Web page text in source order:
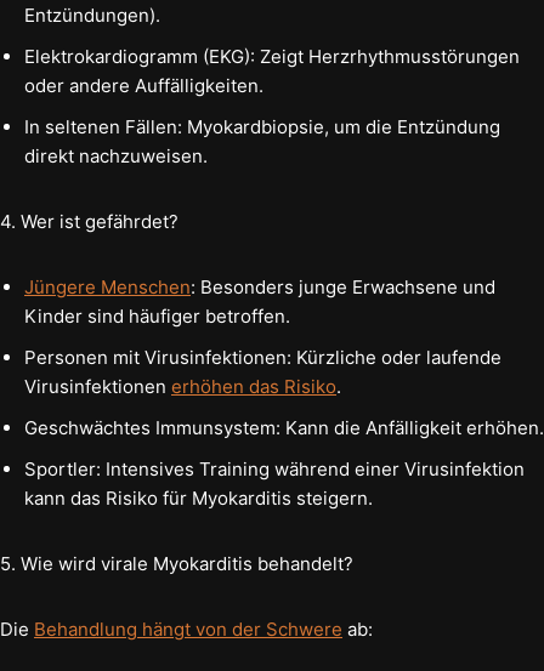
Entzündungen).
Elektrokardiogramm (EKG): Zeigt Herzrhythmusstörungen
oder andere Auffälligkeiten.
In seltenen Fällen: Myokardbiopsie, um die Entzündung
direkt nachzuweisen.
4. Wer ist gefährdet?
Jüngere Menschen: Besonders junge Erwachsene und
Kinder sind häufiger betroffen.
Personen mit Virusinfektionen: Kürzliche oder laufende
Virusinfektionen erhöhen das Risiko.
Geschwächtes Immunsystem: Kann die Anfälligkeit erhöhen.
Sportler: Intensives Training während einer Virusinfektion
kann das Risiko für Myokarditis steigern.
5. Wie wird virale Myokarditis behandelt?
Die Behandlung hängt von der Schwere ab: